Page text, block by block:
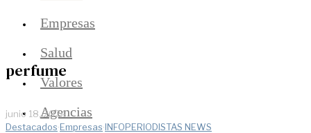
Empresas
Salud
Valores
Agencias
perfume
junio 18, 2024
Destacados·Empresas·INFOPERIODISTAS NEWS